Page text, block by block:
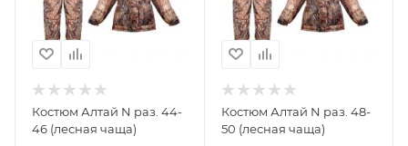
Костюм Алтай N раз. 44-
46 (лесная чаща)
Костюм Алтай N раз. 48-
50 (лесная чаща)